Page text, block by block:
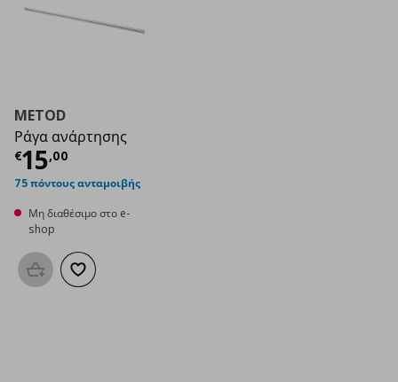
METOD
Ράγα ανάρτησης
€15,00
Τρέχουσα τιμή
75 πόντους ανταμοιβής
Μη διαθέσιμο στο e-
shop
Προσθήκη στο καλάθι
Προσθήκη στα αγαπημένα